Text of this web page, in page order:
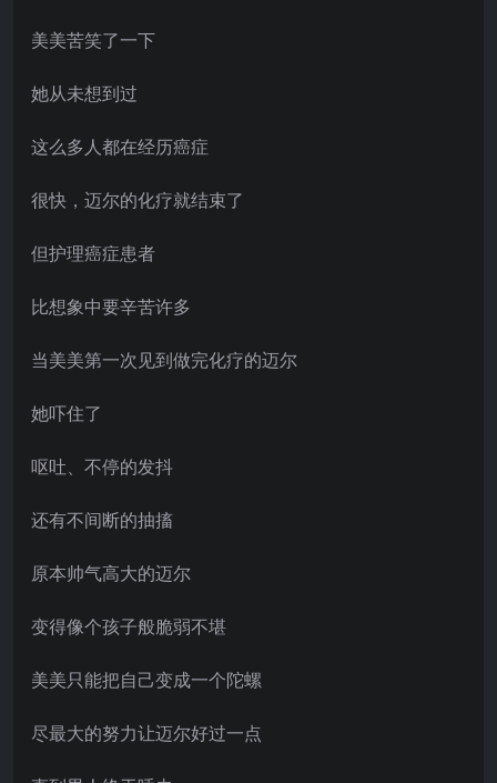
美美苦笑了一下
她从未想到过
这么多人都在经历癌症
很快，迈尔的化疗就结束了
但护理癌症患者
比想象中要辛苦许多
当美美第一次见到做完化疗的迈尔
她吓住了
呕吐、不停的发抖
还有不间断的抽搐
原本帅气高大的迈尔
变得像个孩子般脆弱不堪
美美只能把自己变成一个陀螺
尽最大的努力让迈尔好过一点